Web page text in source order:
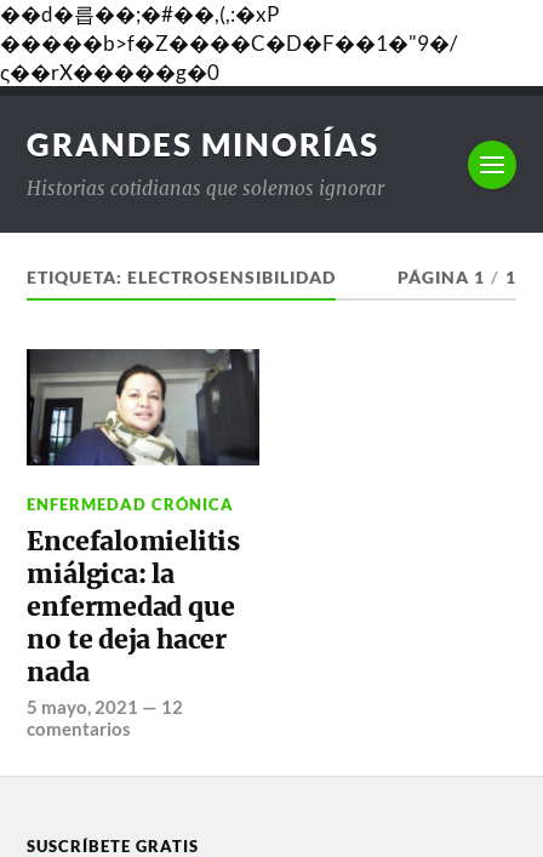
��d�릅��;�#��,(,:�xP
�����b>f�Z����C�D�F��1�"9�/
ς��rX�����g�0
GRANDES MINORÍAS
Historias cotidianas que solemos ignorar
ETIQUETA:ELECTROSENSIBILIDAD PÁGINA 1 / 1
ENFERMEDAD CRÓNICA
Encefalomielitis
miálgica: la
enfermedad que
no te deja hacer
nada
5 mayo, 2021 — 12
comentarios
SUSCRÍBETE GRATIS